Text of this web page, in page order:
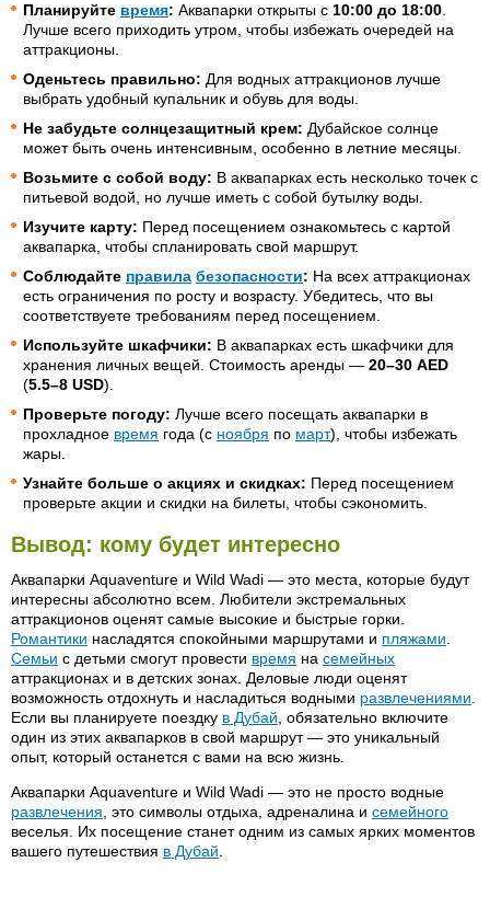
Планируйте время: Аквапарки открыты с 10:00 до 18:00
Лучше всего приходить утром, чтобы избежать очередей на
аттракционы.
Оденьтесь правильно: Для водных аттракционов лучше
выбрать удобный купальник и обувь для воды.
Не забудьте солнцезащитный крем: Дубайское солнце
может быть очень интенсивным, особенно в летние месяцы.
Возьмите с собой воду: В аквапарках есть несколько точек с
питьевой водой, но лучше иметь с собой бутылку воды.
Изучите карту: Перед посещением ознакомьтесь с картой
аквапарка, чтобы спланировать свой маршрут.
Соблюдайте правила безопасности: На всех аттракционах
есть ограничения по росту и возрасту. Убедитесь, что вы
соответствуете требованиям перед посещением.
Используйте шкафчики: В аквапарках есть шкафчики для
хранения личных вещей. Стоимость аренды — 20–30 AED
(5.5–8 USD).
Проверьте погоду: Лучше всего посещать аквапарки в
прохладное время года (с ноября по март), чтобы избежать
жары.
Узнайте больше о акциях и скидках: Перед посещением
проверьте акции и скидки на билеты, чтобы сэкономить.
Вывод: кому будет интересно
Аквапарки Aquaventure и Wild Wadi — это места, которые будут
интересны абсолютно всем. Любители экстремальных
аттракционов оценят самые высокие и быстрые горки.
Романтики насладятся спокойными маршрутами и пляжами
Семьи с детьми смогут провести время на семейных
аттракционах и в детских зонах. Деловые люди оценят
возможность отдохнуть и насладиться водными развлечениями
Если вы планируете поездку в Дубай , обязательно включите
один из этих аквапарков в свой маршрут — это уникальный
опыт, который останется с вами на всю жизнь.
Аквапарки Aquaventure и Wild Wadi — это не просто водные
развлечения , это символы отдыха, адреналина и семейного
веселья. Их посещение станет одним из самых ярких моментов
вашего путешествия в Дубай